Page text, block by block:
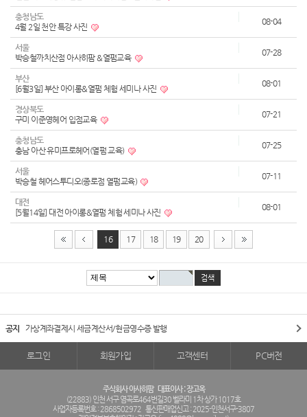
충청남도
4월 2일 천안 특강 사진
08-04
서울
박승철까치산점 아사히팜 &열펌교육
07-28
부산
[6월3일] 부산 아이롱&열펌 체험 세미나 사진
08-01
경상북도
구미 이준영헤어 입점교육
07-21
충청남도
충남 아산 유미프로헤어(열펌 교육)
07-25
서울
박승철 헤어스투디오(종로점 열펌교육)
07-11
대전
[5월14일] 대전 아이롱&열펌 체험 세미나 사진
08-01
16 17 18 19 20
공지 가상계좌결제시 세금계산서/현금영수증 발행
로그인 회원가입 고객센터 PC버전
주식회사 아사히팜 대표이사 : 장고옥
(22883) 인천 서구 염곡로464번길30 벨라미 1차 상가 1017호
사업자등록번호 : 2868502972 통신판매업신고 : 2025-인천서구-3807